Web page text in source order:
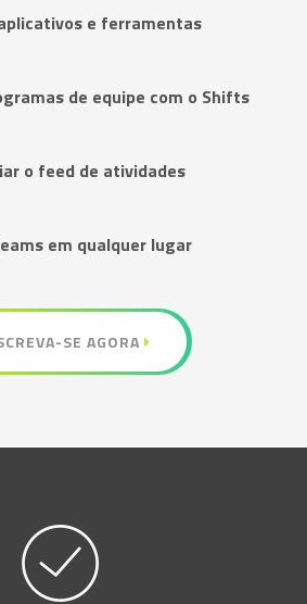
e ferramentas
de equipe com o Shifts
o feed de atividades
em qualquer lugar
SE AGORA